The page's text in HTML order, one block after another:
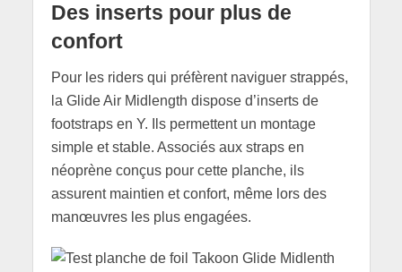
Des inserts pour plus de
confort
Pour les riders qui préfèrent naviguer strappés,
la Glide Air Midlength dispose d’inserts de
footstraps en Y. Ils permettent un montage
simple et stable. Associés aux straps en
néoprène conçus pour cette planche, ils
assurent maintien et confort, même lors des
manœuvres les plus engagées.